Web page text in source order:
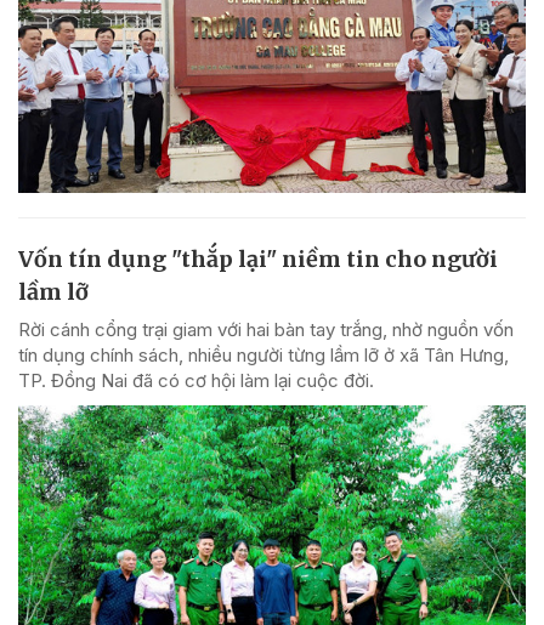
Vốn tín dụng "thắp lại" niềm tin cho người
lầm lỡ
Rời cánh cổng trại giam với hai bàn tay trắng, nhờ nguồn vốn
tín dụng chính sách, nhiều người từng lầm lỡ ở xã Tân Hưng,
TP. Đồng Nai đã có cơ hội làm lại cuộc đời.